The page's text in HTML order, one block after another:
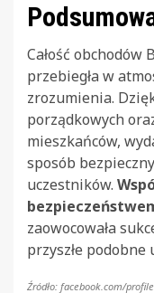
Całość obchodów
przebiegła w
zrozumienia.
porządkowych
mieszkańców,
sposób
uczestników.
zaowocowała
przyszłe podobne
Źródło: facebook.com/